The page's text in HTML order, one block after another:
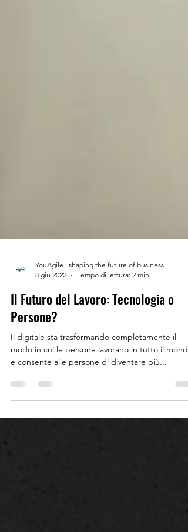
8 giu 2022
Tempo di lettura: 2 min
Il Futuro del Lavoro: Tecnologia o
Persone?
Il digitale sta trasformando completamente il
e consente alle persone di diventare più...